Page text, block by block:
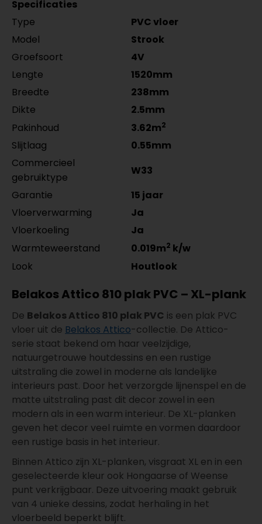
RAL9016 gelakt 5554.1211.19
per lengte: mm, € 21,95 p/st
Specificaties
Type
PVC vloer
Model
Strook
Groefsoort
4V
Lengte
1520mm
Breedte
238mm
Dikte
2.5mm
Pakinhoud
3.62m2
Slijtlaag
0.55mm
Commercieel
gebruiktype
W33
Garantie
15 jaar
Vloerverwarming
Ja
Vloerkoeling
Ja
Warmteweerstand
0.019m2 k/w
Look
Houtlook
Belakos Attico 810 plak PVC – XL-plank
De Belakos Attico 810 plak PVC is een plak PVC
vloer uit de Belakos Attico-collectie. De Attico-
serie staat bekend om haar veelzijdige,
natuurgetrouwe houtdessins en een rustige
uitstraling die zowel in moderne als landelijke
interieurs past. Door het verzorgde lijnenspel en de
matte uitstraling past dit decor zowel in een
modern als in een warm interieur. De XL-planken
geven het decor veel ruimte en vormen daardoor
een rustige basis in het interieur.
Binnen Attico zijn XL-planken, visgraat XL en in een
geselecteerde kleur ook Hongaarse of Weense
punt verkrijgbaar. Deze uitvoering maakt gebruik
van 4 unieke dessins, zodat herhaling in het
vloerbeeld beperkt blijft.